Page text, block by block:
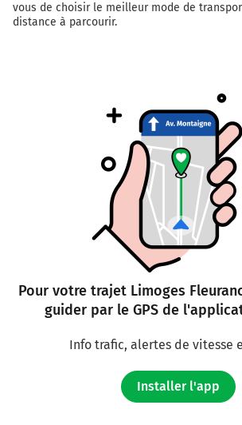
vous de choisir le meilleur mode de
distance à parcourir.
Pour votre trajet Limoges
guider par le GPS de
Info trafic, alertes de vitesse
Installer l'app